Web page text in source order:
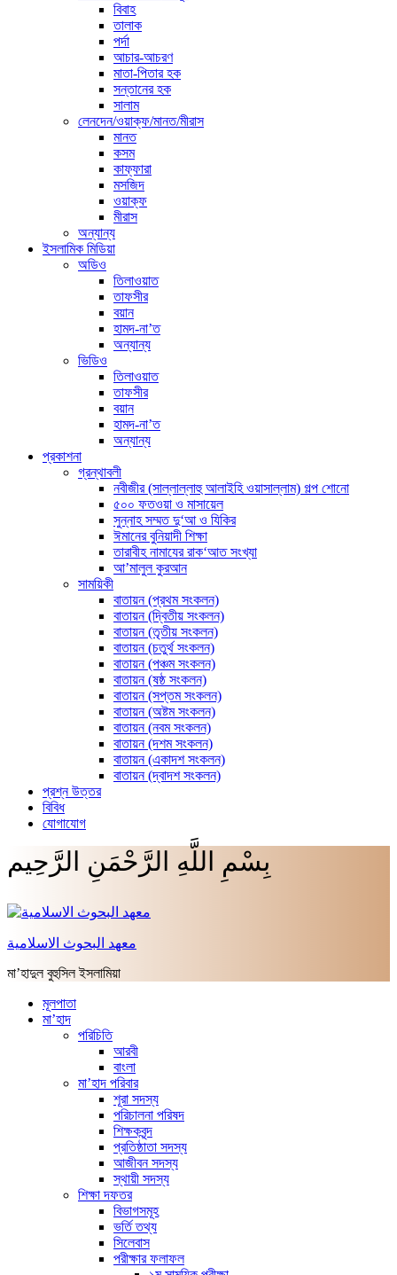
বিবাহ
তালাক
পর্দা
আচার-আচরণ
মাতা-পিতার হক
সন্তানের হক
সালাম
লেনদেন/ওয়াক্ফ/মানত/মীরাস
মানত
কসম
কাফ্ফারা
মসজিদ
ওয়াক্ফ
মীরাস
অন্যান্য
ইসলামিক মিডিয়া
অডিও
তিলাওয়াত
তাফসীর
বয়ান
হামদ-না’ত
অন্যান্য
ভিডিও
তিলাওয়াত
তাফসীর
বয়ান
হামদ-না’ত
অন্যান্য
প্রকাশনা
গ্রন্থাবলী
নবীজীর (সাল্লাল্লাহু আলাইহি ওয়াসাল্লাম) গল্প শোনো
৫০০ ফতওয়া ও মাসায়েল
সুন্নাহ সম্মত দু‘আ ও যিকির
ঈমানের বুনিয়াদী শিক্ষা
তারাবীহ নামাযের রাক‘আত সংখ্যা
আ’মালুল কুরআন
সাময়িকী
বাতায়ন (প্রথম সংকলন)
বাতায়ন (দ্বিতীয় সংকলন)
বাতায়ন (তৃতীয় সংকলন)
বাতায়ন (চতুর্থ সংকলন)
বাতায়ন (পঞ্চম সংকলন)
বাতায়ন (ষষ্ঠ সংকলন)
বাতায়ন (সপ্তম সংকলন)
বাতায়ন (অষ্টম সংকলন)
বাতায়ন (নবম সংকলন)
বাতায়ন (দশম সংকলন)
বাতায়ন (একাদশ সংকলন)
বাতায়ন (দ্বাদশ সংকলন)
প্রশ্ন উত্তর
বিবিধ
যোগাযোগ
بِسْمِ اللَّهِ الرَّحْمَنِ الرَّحِيم
معهد البحوث الاسلامية
মা’হাদুল বুহুসিল ইসলামিয়া
মূলপাতা
মা’হাদ
পরিচিতি
আরবী
বাংলা
মা’হাদ পরিবার
শূরা সদস্য
পরিচালনা পরিষদ
শিক্ষকবৃন্দ
প্রতিষ্ঠাতা সদস্য
আজীবন সদস্য
স্থায়ী সদস্য
শিক্ষা দফতর
বিভাগসমূহ
ভর্তি তথ্য
সিলেবাস
পরীক্ষার ফলাফল